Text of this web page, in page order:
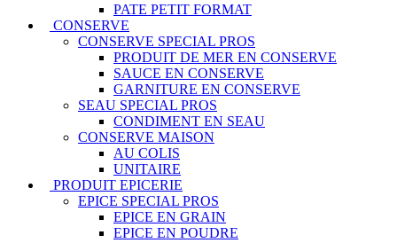
PATE PETIT FORMAT
CONSERVE
CONSERVE SPECIAL PROS
PRODUIT DE MER EN CONSERVE
SAUCE EN CONSERVE
GARNITURE EN CONSERVE
SEAU SPECIAL PROS
CONDIMENT EN SEAU
CONSERVE MAISON
AU COLIS
UNITAIRE
PRODUIT EPICERIE
EPICE SPECIAL PROS
EPICE EN GRAIN
EPICE EN POUDRE